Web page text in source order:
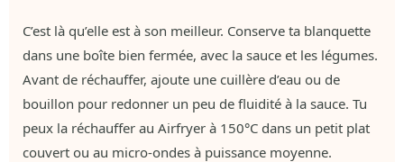
C’est là qu’elle est à son meilleur. Conserve ta blanquette
dans une boîte bien fermée, avec la sauce et les légumes.
Avant de réchauffer, ajoute une cuillère d’eau ou de
bouillon pour redonner un peu de fluidité à la sauce. Tu
peux la réchauffer au Airfryer à 150°C dans un petit plat
couvert ou au micro-ondes à puissance moyenne.